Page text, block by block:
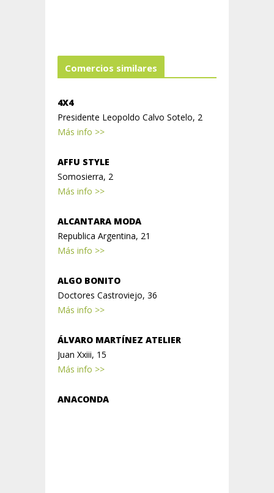
Comercios similares
4X4
Presidente Leopoldo Calvo Sotelo, 2
Más info >>
AFFU STYLE
Somosierra, 2
Más info >>
ALCANTARA MODA
Republica Argentina, 21
Más info >>
ALGO BONITO
Doctores Castroviejo, 36
Más info >>
ÁLVARO MARTÍNEZ ATELIER
Juan Xxiii, 15
Más info >>
ANACONDA